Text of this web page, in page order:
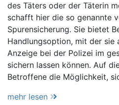
des Täters oder der Täterin
schafft hier die so genannte
Spurensicherung. Sie bietet
Handlungsoption, mit der sie
Anzeige bei der Polizei im
sichern lassen können. Auf
Betroffene die Möglichkeit,
mehr lesen